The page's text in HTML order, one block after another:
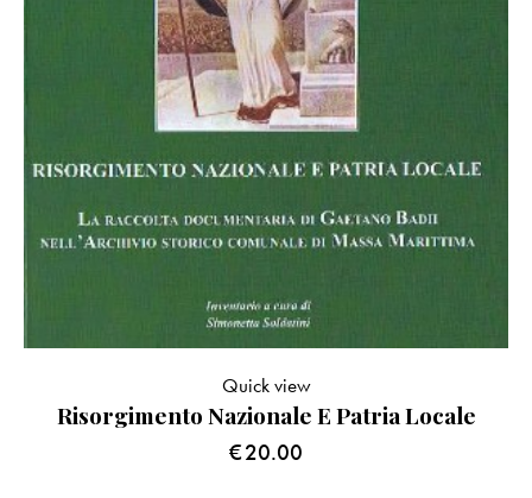
Risorgimento Nazionale E Patria Locale
€20.00
Quick view